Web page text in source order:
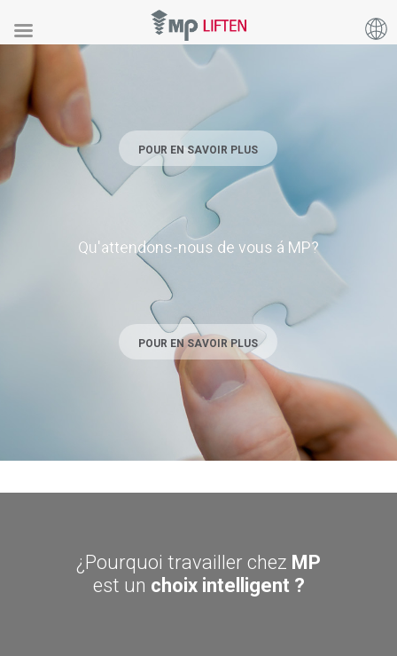
POUR EN SAVOIR PLUS
POUR EN SAVOIR PLUS
Pourquoi travailler en MP est un choix intelligent?
Qu'attendons-nous de vous á MP?
¿Pourquoi travailler chez MP
est un choix intelligent ?